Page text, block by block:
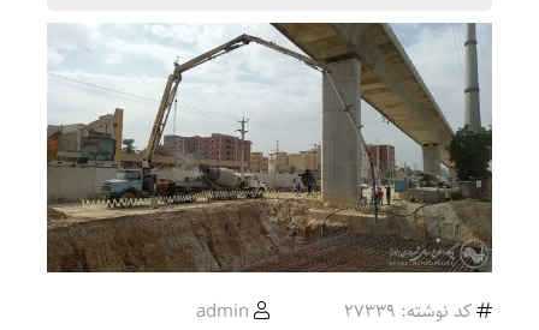
کد نوشته: 27339
admin